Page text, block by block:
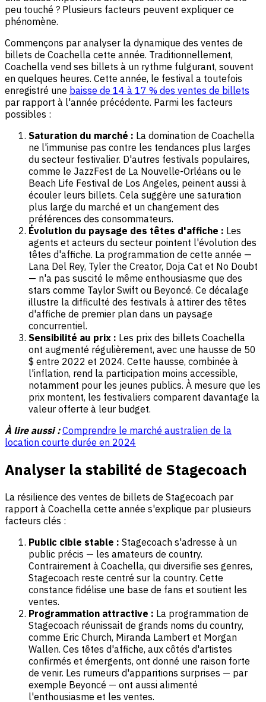
peu touché ? Plusieurs facteurs peuvent expliquer ce
phénomène.
Commençons par analyser la dynamique des ventes de
billets de Coachella cette année. Traditionnellement,
Coachella vend ses billets à un rythme fulgurant, souvent
en quelques heures. Cette année, le festival a toutefois
enregistré une baisse de 14 à 17 % des ventes de billets
par rapport à l'année précédente. Parmi les facteurs
possibles :
Saturation du marché : La domination de Coachella
ne l'immunise pas contre les tendances plus larges
du secteur festivalier. D'autres festivals populaires,
comme le JazzFest de La Nouvelle-Orléans ou le
Beach Life Festival de Los Angeles, peinent aussi à
écouler leurs billets. Cela suggère une saturation
plus large du marché et un changement des
préférences des consommateurs.
Évolution du paysage des têtes d'affiche : Les
agents et acteurs du secteur pointent l'évolution des
têtes d'affiche. La programmation de cette année —
Lana Del Rey, Tyler the Creator, Doja Cat et No Doubt
— n'a pas suscité le même enthousiasme que des
stars comme Taylor Swift ou Beyoncé. Ce décalage
illustre la difficulté des festivals à attirer des têtes
d'affiche de premier plan dans un paysage
concurrentiel.
Sensibilité au prix : Les prix des billets Coachella
ont augmenté régulièrement, avec une hausse de 50
$ entre 2022 et 2024. Cette hausse, combinée à
l'inflation, rend la participation moins accessible,
notamment pour les jeunes publics. À mesure que les
prix montent, les festivaliers comparent davantage la
valeur offerte à leur budget.
À lire aussi : Comprendre le marché australien de la
location courte durée en 2024
Analyser la stabilité de Stagecoach
La résilience des ventes de billets de Stagecoach par
rapport à Coachella cette année s'explique par plusieurs
facteurs clés :
Public cible stable : Stagecoach s'adresse à un
public précis — les amateurs de country.
Contrairement à Coachella, qui diversifie ses genres,
Stagecoach reste centré sur la country. Cette
constance fidélise une base de fans et soutient les
ventes.
Programmation attractive : La programmation de
Stagecoach réunissait de grands noms du country,
comme Eric Church, Miranda Lambert et Morgan
Wallen. Ces têtes d'affiche, aux côtés d'artistes
confirmés et émergents, ont donné une raison forte
de venir. Les rumeurs d'apparitions surprises — par
exemple Beyoncé — ont aussi alimenté
l'enthousiasme et les ventes.